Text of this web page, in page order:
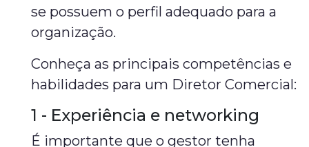
se possuem o perfil adequado para a
organização.
Conheça as principais competências e
habilidades para um Diretor Comercial:
1 - Experiência e networking
É importante que o gestor tenha